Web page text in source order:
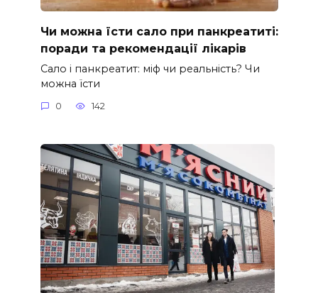
Чи можна їсти сало при панкреатиті:
поради та рекомендації лікарів
Сало і панкреатит: міф чи реальність? Чи
можна їсти
0 142